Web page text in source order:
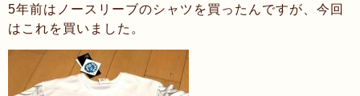
5年前はノースリーブのシャツを買ったんですが、今回
はこれを買いました。